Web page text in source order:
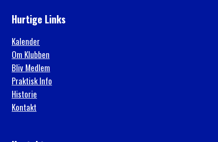
Hurtige Links
Kalender
Om Klubben
Bliv Medlem
Praktisk Info
Historie
Kontakt